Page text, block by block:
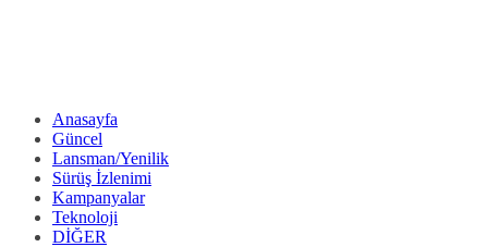
Anasayfa
Güncel
Lansman/Yenilik
Sürüş İzlenimi
Kampanyalar
Teknoloji
DİĞER